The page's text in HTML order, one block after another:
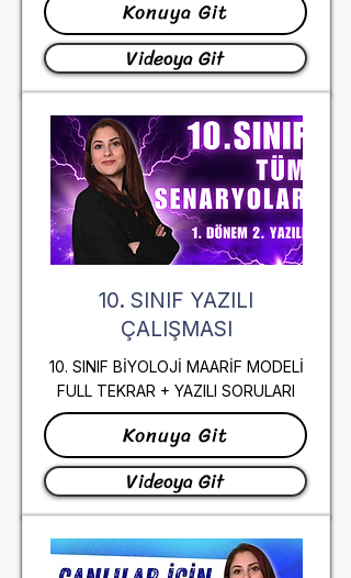
Konuya Git
Videoya Git
10. SINIF YAZILI
ÇALIŞMASI
10. SINIF BİYOLOJİ MAARİF MODELİ
FULL TEKRAR + YAZILI SORULARI
Konuya Git
Videoya Git